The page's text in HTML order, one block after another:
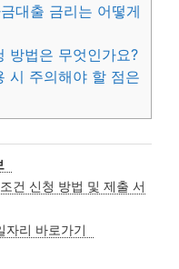
대출 금리는 어떻게
방법은 무엇인가요?
시 주의해야 할 점은
건 신청 방법 및 제출 서
자리 바로가기